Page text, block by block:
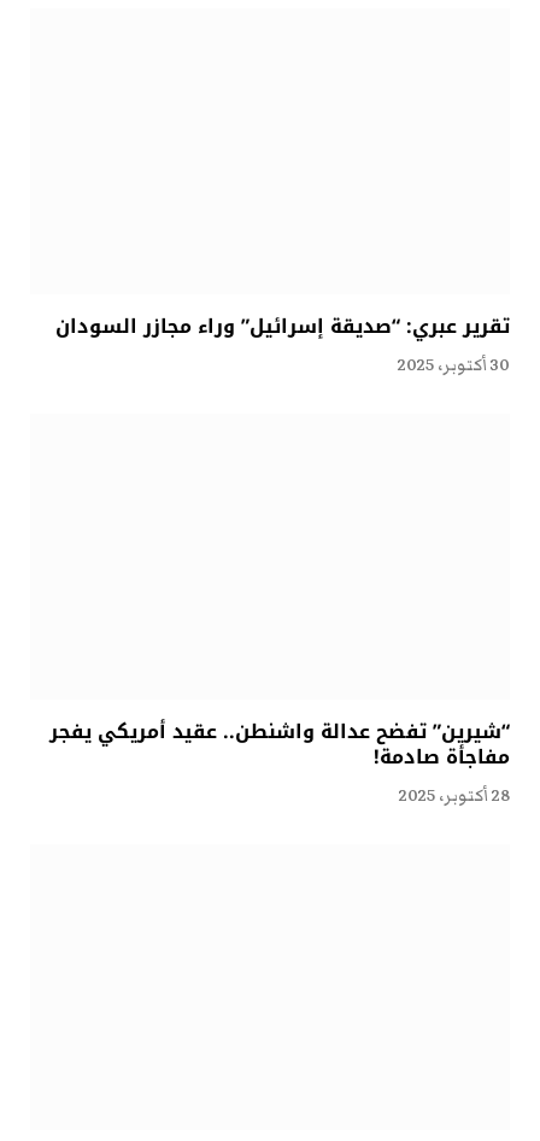
تقرير عبري: “صديقة إسرائيل” وراء مجازر السودان
30 أكتوبر، 2025
“شيرين” تفضح عدالة واشنطن.. عقيد أمريكي يفجر
مفاجأة صادمة!
28 أكتوبر، 2025